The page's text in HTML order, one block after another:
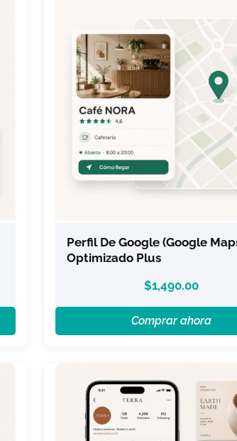
Perfil De Google (Google
Optimizado Plus
$1,490.00
Comprar ahora